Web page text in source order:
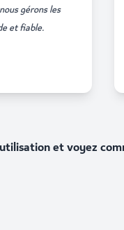
gérons les
et fiable.
et voyez